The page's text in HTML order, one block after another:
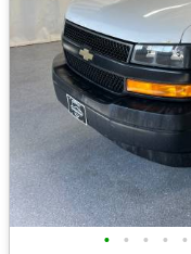
• • • • •